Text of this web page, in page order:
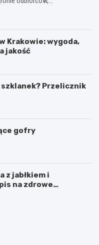
Krakowie: wygoda,
jakość
szklanek? Przelicznik
gofry
z jabłkiem i
na zdrowe